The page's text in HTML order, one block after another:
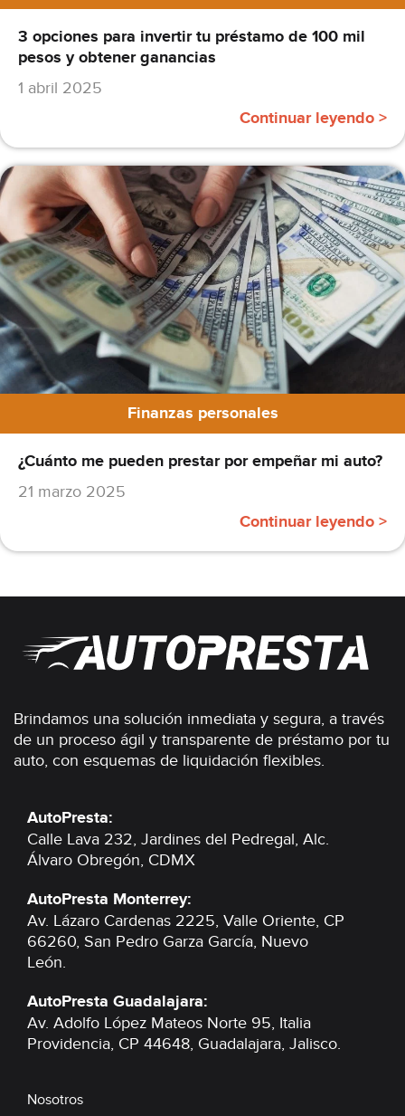
3 opciones para invertir tu préstamo de 100 mil
pesos y obtener ganancias
1 abril 2025
Continuar leyendo >
Finanzas personales
¿Cuánto me pueden prestar por empeñar mi auto?
21 marzo 2025
Continuar leyendo >
Brindamos una solución inmediata y segura, a través
de un proceso ágil y transparente de préstamo por tu
auto, con esquemas de liquidación flexibles.
AutoPresta:
Calle Lava 232, Jardines del Pedregal, Alc.
Álvaro Obregón, CDMX
AutoPresta Monterrey:
Av. Lázaro Cardenas 2225, Valle Oriente, CP
66260, San Pedro Garza García, Nuevo
León.
AutoPresta Guadalajara:
Av. Adolfo López Mateos Norte 95, Italia
Providencia, CP 44648, Guadalajara, Jalisco.
Nosotros